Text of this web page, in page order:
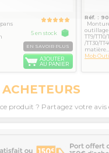
5 en stock
EN SAVOIR PLUS
AJOUTER
AU PANIER
Réf. :
outillage
TT9/
/TT30/
matière...
Mob
produit ? Partagez votre avis